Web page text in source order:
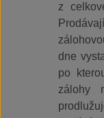
z
dne
po
zálohy